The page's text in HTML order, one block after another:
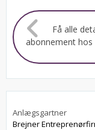
Få alle
abonnement hos
Anlægsgartner
Brejner